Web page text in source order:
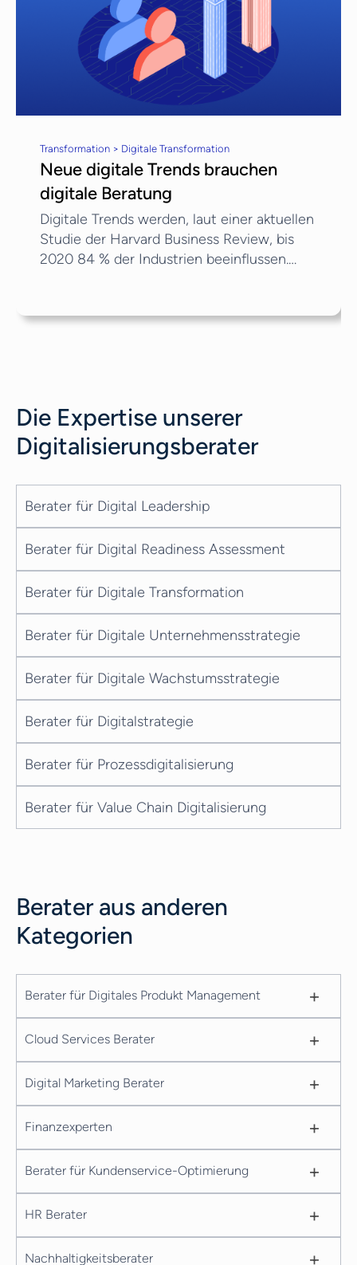
Transformation > Digitale Transformation
Neue digitale Trends brauchen
digitale Beratung
Digitale Trends werden, laut einer aktuellen
Studie der Harvard Business Review, bis
2020 84 % der Industrien beeinflussen.
Folgenden unterteilen wir die neuesten
werfen, die an der Spitze dieser digitalen
Veränderungen stehen und herausfinden,
was diese richtig machen.
Die Expertise unserer
Digitalisierungsberater
Berater für Digital Leadership
Berater für Digital Readiness Assessment
Berater für Digitale Transformation
Berater für Digitale Unternehmensstrategie
Berater für Digitale Wachstumsstrategie
Berater für Digitalstrategie
Berater für Prozessdigitalisierung
Berater für Value Chain Digitalisierung
Berater aus anderen
Kategorien
Berater für Digitales Produkt Management +
Cloud Services Berater +
Digital Marketing Berater +
Finanzexperten +
Berater für Kundenservice-Optimierung +
HR Berater +
Nachhaltigkeitsberater +